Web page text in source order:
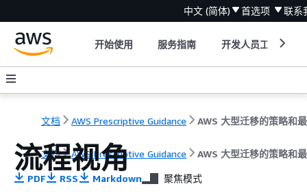
中文 (简体) 首选项 联系
开始使用 服务指南 开发人员工具
文档 AWS Prescriptive Guidance
文档 AWS Prescriptive Guidance AWS 大型迁移的策略和
流程视角
PDF RSS Markdown 聚焦模式